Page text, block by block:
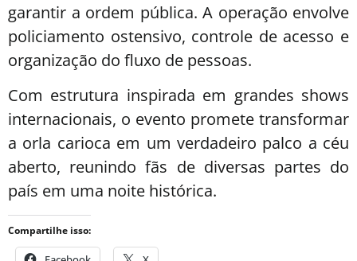
garantir a ordem pública. A operação envolve
policiamento ostensivo, controle de acesso e
organização do fluxo de pessoas.
Com estrutura inspirada em grandes shows
internacionais, o evento promete transformar
a orla carioca em um verdadeiro palco a céu
aberto, reunindo fãs de diversas partes do
país em uma noite histórica.
Compartilhe isso: